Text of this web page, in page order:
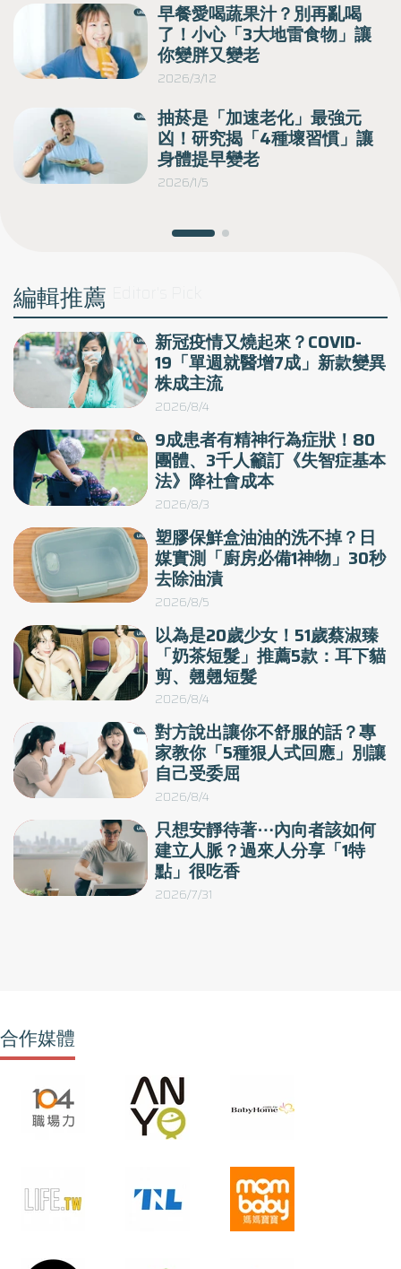
心科醫師指出，當身邊總有些親友不斷傳遞負面情緒、製造壓
力，自己可能不只是心情不好，這些負能量正在從細胞層次侵
蝕健康與壽命。
早餐愛喝蔬果汁？別再亂喝
了！小心「3大地雷食物」讓
你變胖又變老
2026/3/12
抽菸是「加速老化」最強元
凶！研究揭「4種壞習慣」讓
身體提早變老
2026/1/5
編輯推薦
新冠疫情又燒起來？COVID-
19「單週就醫增7成」新款變異
株成主流
2026/8/4
9成患者有精神行為症狀！80
團體、3千人籲訂《失智症基本
法》降社會成本
2026/8/3
塑膠保鮮盒油油的洗不掉？日
媒實測「廚房必備1神物」30秒
去除油漬
2026/8/5
以為是20歲少女！51歲蔡淑臻
「奶茶短髮」推薦5款：耳下貓
剪、翹翹短髮
2026/8/4
對方說出讓你不舒服的話？專
家教你「5種狠人式回應」別讓
自己受委屈
2026/8/4
只想安靜待著⋯內向者該如何
建立人脈？過來人分享「1特
點」很吃香
2026/7/31
合作媒體